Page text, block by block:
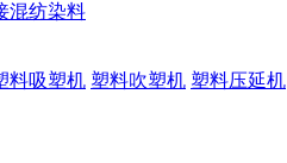
混纺染料
料吸塑机 塑料吹塑机 塑料压延机